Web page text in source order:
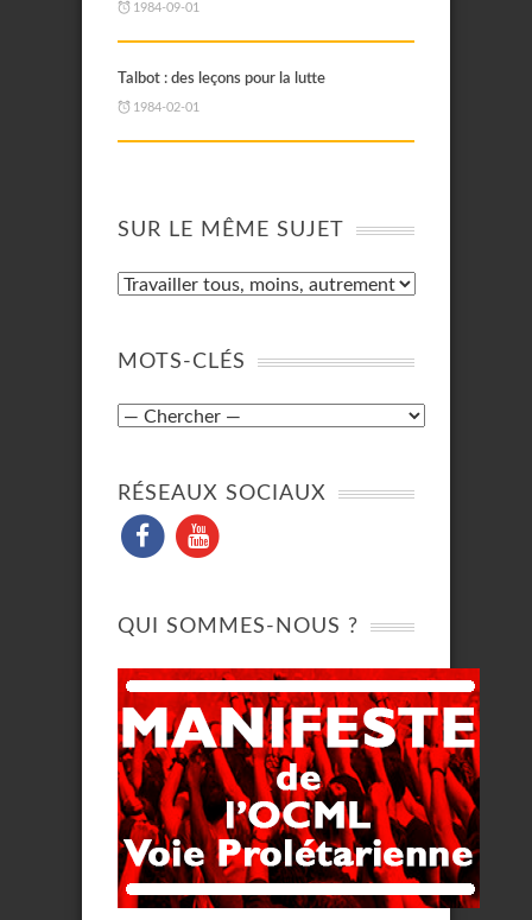
1984-09-01
Talbot : des leçons pour la lutte
1984-02-01
SUR LE MÊME SUJET
MOTS-CLÉS
RÉSEAUX SOCIAUX
QUI SOMMES-NOUS ?